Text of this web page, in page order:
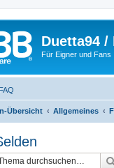
Duetta94 /
Für Eigner und Fans
FAQ
Übersicht Allgemeines